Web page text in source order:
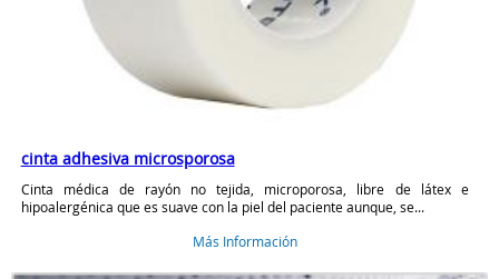
cinta adhesiva microsporosa
Cinta médica de rayón no tejida, microporosa, libre de látex e
hipoalergénica que es suave con la piel del paciente aunque, se...
Más Información